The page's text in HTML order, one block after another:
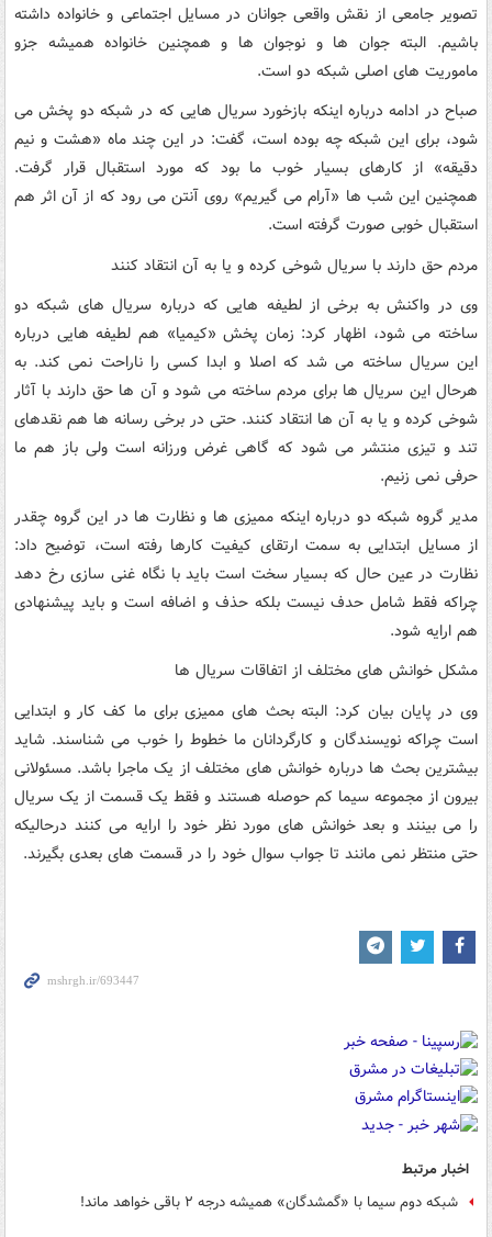
تصویر جامعی از نقش واقعی جوانان در مسایل اجتماعی و خانواده داشته
باشیم. البته جوان ها و نوجوان ها و همچنین خانواده همیشه جزو
ماموریت های اصلی شبکه دو است.
صباح در ادامه درباره اینکه بازخورد سریال هایی که در شبکه دو پخش می
شود، برای این شبکه چه بوده است، گفت: در این چند ماه «هشت و نیم
دقیقه» از کارهای بسیار خوب ما بود که مورد استقبال قرار گرفت.
همچنین این شب ها «آرام می گیریم» روی آنتن می رود که از آن اثر هم
استقبال خوبی صورت گرفته است.
مردم حق دارند با سریال شوخی کرده و یا به آن انتقاد کنند
وی در واکنش به برخی از لطیفه هایی که درباره سریال های شبکه دو
ساخته می شود، اظهار کرد: زمان پخش «کیمیا» هم لطیفه هایی درباره
این سریال ساخته می شد که اصلا و ابدا کسی را ناراحت نمی کند. به
هرحال این سریال ها برای مردم ساخته می شود و آن ها حق دارند با آثار
شوخی کرده و یا به آن ها انتقاد کنند. حتی در برخی رسانه ها هم نقدهای
تند و تیزی منتشر می شود که گاهی غرض ورزانه است ولی باز هم ما
حرفی نمی زنیم.
مدیر گروه شبکه دو درباره اینکه ممیزی ها و نظارت ها در این گروه چقدر
از مسایل ابتدایی به سمت ارتقای کیفیت کارها رفته است، توضیح داد:
نظارت در عین حال که بسیار سخت است باید با نگاه غنی سازی رخ دهد
چراکه فقط شامل حدف نیست بلکه حذف و اضافه است و باید پیشنهادی
هم ارایه شود.
مشکل خوانش های مختلف از اتفاقات سریال ها
وی در پایان بیان کرد: البته بحث های ممیزی برای ما کف کار و ابتدایی
است چراکه نویسندگان و کارگردانان ما خطوط را خوب می شناسند. شاید
بیشترین بحث ها درباره خوانش های مختلف از یک ماجرا باشد. مسئولانی
بیرون از مجموعه سیما کم حوصله هستند و فقط یک قسمت از یک سریال
را می بینند و بعد خوانش های مورد نظر خود را ارایه می کنند درحالیکه
حتی منتظر نمی مانند تا جواب سوال خود را در قسمت های بعدی بگیرند.
اخبار مرتبط
شبکه دوم سیما با «گمشدگان» همیشه درجه ۲ باقی خواهد ماند!